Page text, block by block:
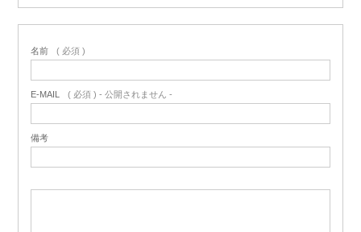
名前 ( 必須 )
E-MAIL ( 必須 ) - 公開されません -
備考